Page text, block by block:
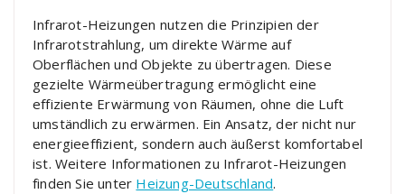
Infrarot-Heizungen nutzen die Prinzipien der
Infrarotstrahlung, um direkte Wärme auf
Oberflächen und Objekte zu übertragen. Diese
gezielte Wärmeübertragung ermöglicht eine
effiziente Erwärmung von Räumen, ohne die Luft
umständlich zu erwärmen. Ein Ansatz, der nicht nur
energieeffizient, sondern auch äußerst komfortabel
ist. Weitere Informationen zu Infrarot-Heizungen
finden Sie unter Heizung-Deutschland.